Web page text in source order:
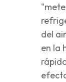
del
en la